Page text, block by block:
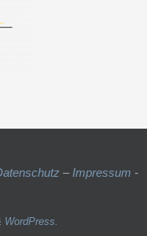
– Impressum -
WordPress.